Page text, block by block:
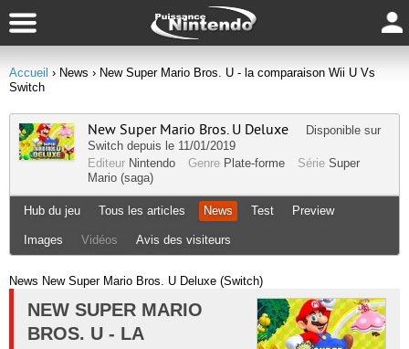
Accueil › News › New Super Mario Bros. U - la comparaison Wii U Vs
Switch
New Super Mario Bros. U Deluxe
Disponible sur
Switch depuis le 11/01/2019
Editeur Nintendo Genre Plate-forme Série Super
Mario (saga)
Hub du jeu Tous les articles News Test Preview
Images Vidéos Avis des visiteurs
News New Super Mario Bros. U Deluxe (Switch)
NEW SUPER MARIO
BROS. U - LA